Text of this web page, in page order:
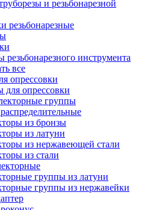
и резьбонарезной
резьбонарезные
резьбонарезного инструмента
все
опрессовки
для опрессовки
группы
из бронзы
из латуни
из нержавеющей стали
из стали
группы из латуни
группы из нержавейки